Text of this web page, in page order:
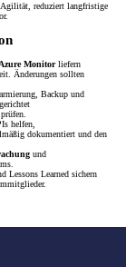
reduziert langfristige
Monitorliefern
Änderungen sollten
Backup und
helfen,
dokumentiert und den
und
Lessons Learned sichern